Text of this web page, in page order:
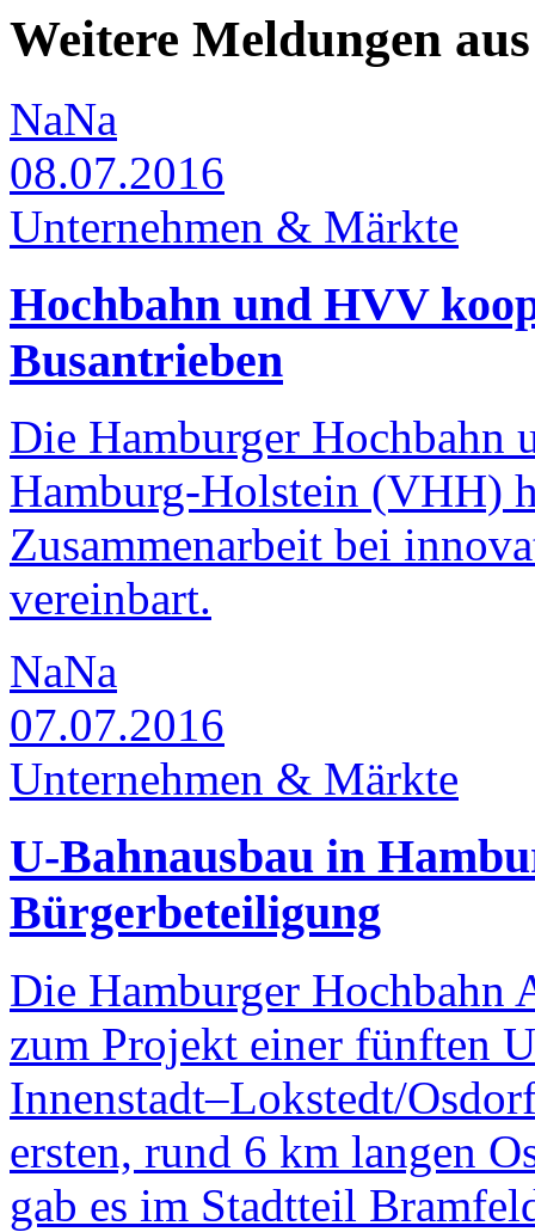
Weitere Meldungen
NaNa
08.07.2016
Unternehmen & Märkte
Hochbahn und HVV
Busantrieben
Die Hamburger Hochbahn
Hamburg-Holstein (VHH)
Zusammenarbeit bei
vereinbart.
NaNa
07.07.2016
Unternehmen & Märkte
U-Bahnausbau in
Bürgerbeteiligung
Die Hamburger Hochbahn
zum Projekt einer fünften
Innenstadt–Lokstedt/
ersten, rund 6 km langen
gab es im Stadtteil